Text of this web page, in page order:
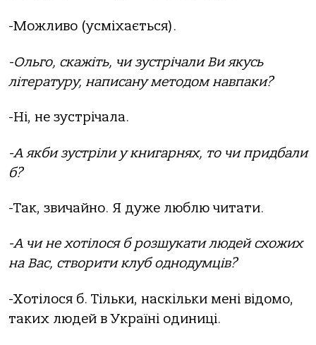
-Можливо (усміхається).
-Ольго, скажіть, чи зустрічали Ви якусь
літературу, написану методом навпаки?
-Ні, не зустрічала.
-А якби зустріли у книгарнях, то чи придбали
б?
-Так, звичайно. Я дуже люблю читати.
-А чи не хотілося б розшукати людей схожих
на Вас, створити клуб однодумців?
-Хотілося б. Тільки, наскільки мені відомо,
таких людей в Україні одиниці.